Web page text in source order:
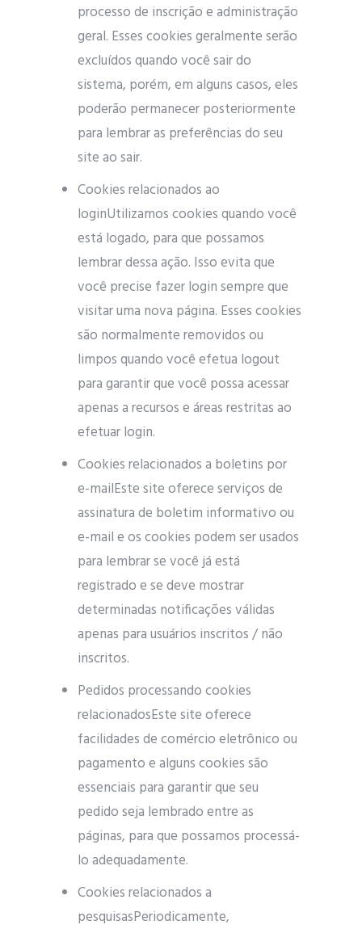
processo de inscrição e administração
geral. Esses cookies geralmente serão
excluídos quando você sair do
sistema, porém, em alguns casos, eles
poderão permanecer posteriormente
para lembrar as preferências do seu
site ao sair.
Cookies relacionados ao
loginUtilizamos cookies quando você
está logado, para que possamos
lembrar dessa ação. Isso evita que
você precise fazer login sempre que
visitar uma nova página. Esses cookies
são normalmente removidos ou
limpos quando você efetua logout
para garantir que você possa acessar
apenas a recursos e áreas restritas ao
efetuar login.
Cookies relacionados a boletins por
e-mailEste site oferece serviços de
assinatura de boletim informativo ou
e-mail e os cookies podem ser usados
​​para lembrar se você já está
registrado e se deve mostrar
determinadas notificações válidas
apenas para usuários inscritos / não
inscritos.
Pedidos processando cookies
relacionadosEste site oferece
facilidades de comércio eletrônico ou
pagamento e alguns cookies são
essenciais para garantir que seu
pedido seja lembrado entre as
páginas, para que possamos processá-
lo adequadamente.
Cookies relacionados a
pesquisasPeriodicamente,